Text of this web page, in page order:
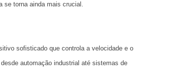
torna ainda mais crucial.
sofisticado que controla a velocidade e o
automação industrial até sistemas de